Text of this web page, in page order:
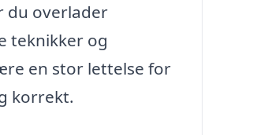
du overlader
teknikker og
en stor lettelse for
korrekt.